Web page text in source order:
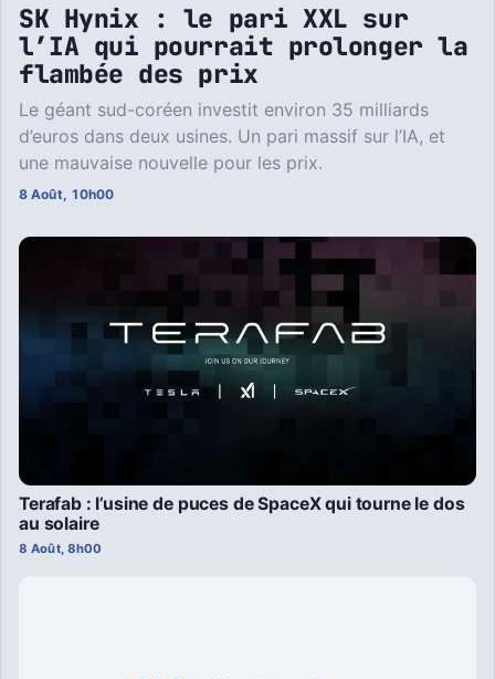
SK Hynix : le pari XXL sur
l’IA qui pourrait prolonger la
flambée des prix
Le géant sud-coréen investit environ 35 milliards
d’euros dans deux usines. Un pari massif sur l’IA, et
une mauvaise nouvelle pour les prix.
8 Août, 10h00
Terafab : l’usine de puces de SpaceX qui tourne le dos
au solaire
8 Août, 8h00